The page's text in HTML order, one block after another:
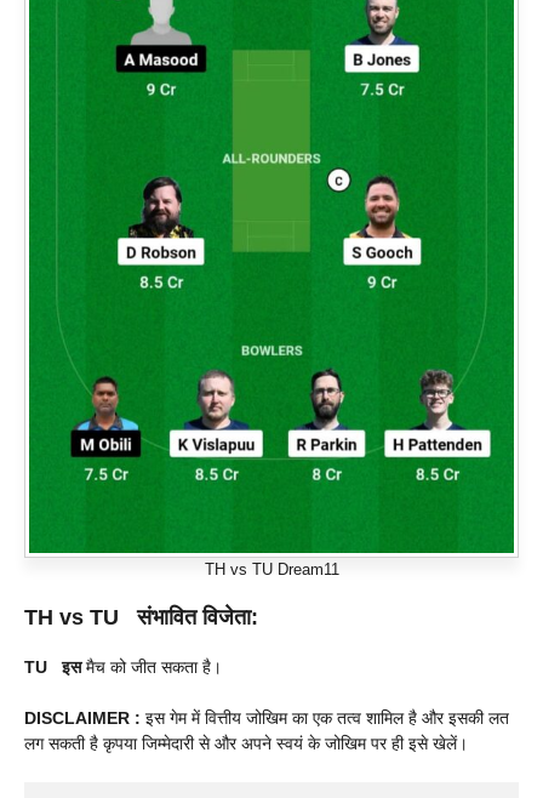
TH vs TU Dream11
TH vs TU संभावित विजेता:
TU इसमैच को जीत सकता है।
DISCLAIMER : इस गेम में वित्तीय जोखिम का एक तत्व शामिल है और इसकी लत
लग सकती है कृपया जिम्मेदारी से और अपने स्वयं के जोखिम पर ही इसे खेलें।